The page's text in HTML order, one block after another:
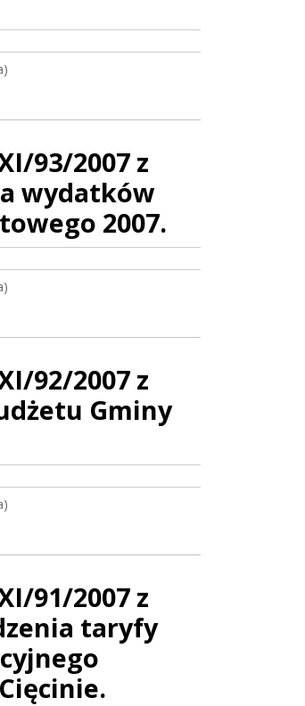
93/2007 z
wydatków
2007.
92/2007 z
Gminy
91/2007 z
taryfy